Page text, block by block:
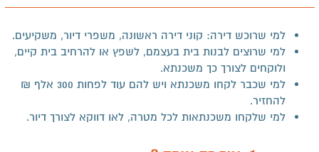
למי שרוכש דירה: קוני דירה ראשונה, משפרי דיור, משקיעים.
למי שרוצים לבנות בית בעצמם, לשפץ או להרחיב בית קיים,
ולוקחים לצורך כך משכנתא.
למי שכבר לקחו משכנתא ויש להם עוד לפחות 300 אלף ₪
להחזיר.
למי שלקחו משכנתאות לכל מטרה, לאו דווקא לצורך דיור.